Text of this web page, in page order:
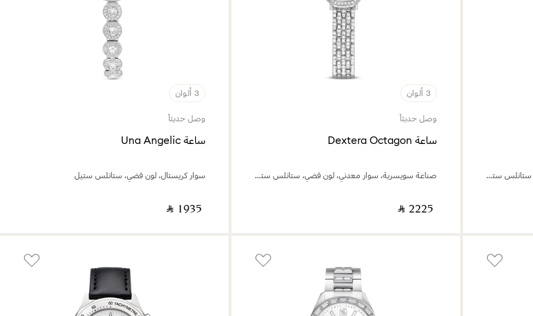
صناعة سويسرية، سوار معدني، لون فضي، ستانلس ستيل
3 ألوان
وصل حديثاً
ساعة Dextera Octagon
صناعة سويسرية، سوار معدني، لون فضي، ستانلس ستيل
‎ ⃁ ⁦2225⁩ ‎
3 ألوان
وصل حديثاً
ساعة Una Angelic
سوار كريستال، لون فضي، ستانلس ستيل
‎ ⃁ ⁦1935⁩ ‎